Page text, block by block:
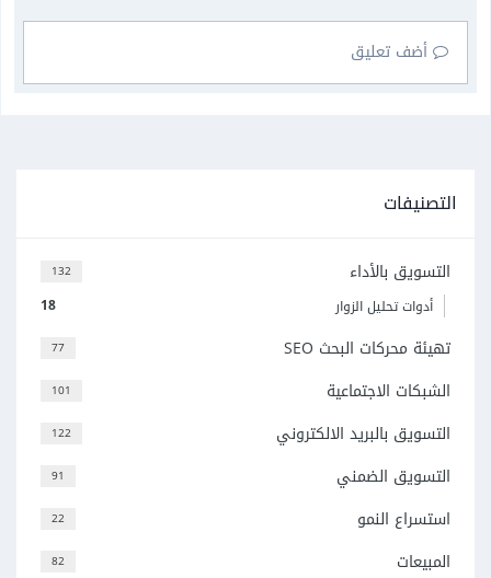
أضف تعليق
التصنيفات
132 التسويق بالأداء
18 أدوات تحليل الزوار
77 تهيئة محركات البحث SEO
101 الشبكات الاجتماعية
122 التسويق بالبريد الالكتروني
91 التسويق الضمني
22 استسراع النمو
82 المبيعات